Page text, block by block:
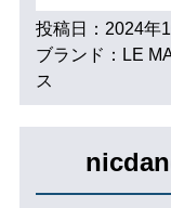
投稿日：2024年
ブランド：LE
ス